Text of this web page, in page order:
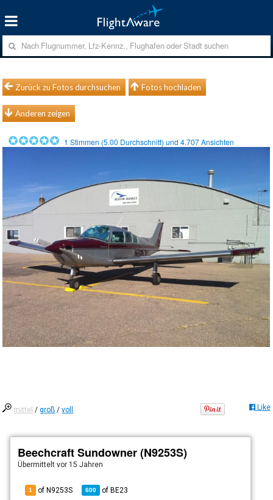
Zurück zu Fotos durchsuchen Fotos hochladen
Anderen zeigen
1 Stimmen (5.00 Durchschnitt) und4.707Ansichten
mittel /groß /voll Like
Beechcraft Sundowner (N9253S)
Übermitteltvor 15 Jahren
1 of N9253S 600 ofBE23